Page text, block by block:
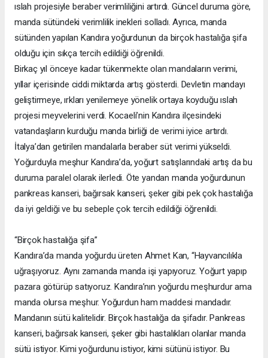
ıslah projesiyle beraber verimliliğini artırdı. Güncel duruma göre,
manda sütündeki verimlilik inekleri solladı. Ayrıca, manda
sütünden yapılan Kandıra yoğurdunun da birçok hastalığa şifa
olduğu için sıkça tercih edildiği öğrenildi.
Birkaç yıl önceye kadar tükenmekte olan mandaların verimi,
yıllar içerisinde ciddi miktarda artış gösterdi. Devletin mandayı
geliştirmeye, ırkları yenilemeye yönelik ortaya koyduğu ıslah
projesi meyvelerini verdi. Kocaeli’nin Kandıra ilçesindeki
vatandaşların kurduğu manda birliği de verimi iyice artırdı.
İtalya’dan getirilen mandalarla beraber süt verimi yükseldi.
Yoğurduyla meşhur Kandıra’da, yoğurt satışlarındaki artış da bu
duruma paralel olarak ilerledi. Öte yandan manda yoğurdunun
pankreas kanseri, bağırsak kanseri, şeker gibi pek çok hastalığa
da iyi geldiği ve bu sebeple çok tercih edildiği öğrenildi.
“Birçok hastalığa şifa”
Kandıra’da manda yoğurdu üreten Ahmet Kan, “Hayvancılıkla
uğraşıyoruz. Aynı zamanda manda işi yapıyoruz. Yoğurt yapıp
pazara götürüp satıyoruz. Kandıra’nın yoğurdu meşhurdur ama
manda olursa meşhur. Yoğurdun ham maddesi mandadır.
Mandanın sütü kalitelidir. Birçok hastalığa da şifadır. Pankreas
kanseri, bağırsak kanseri, şeker gibi hastalıkları olanlar manda
sütü istiyor. Kimi yoğurdunu istiyor, kimi sütünü istiyor. Bu